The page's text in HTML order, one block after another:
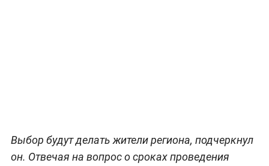
Выбор будут делать жители региона, подчеркнул
он. Отвечая на вопрос о сроках проведения